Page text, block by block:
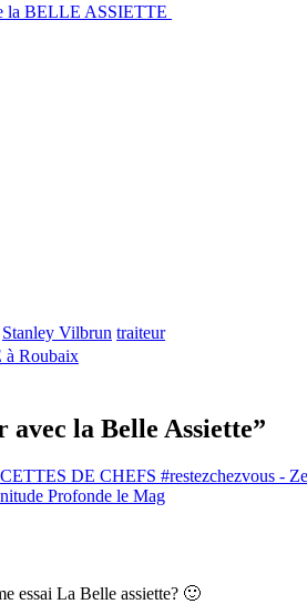
la BELLE ASSIETTE
Stanley Vilbrun traiteur
Roubaix
avec la Belle Assiette”
DE CHEFS #restezchezvous -
Profonde le Mag
essai La Belle assiette? 🙂